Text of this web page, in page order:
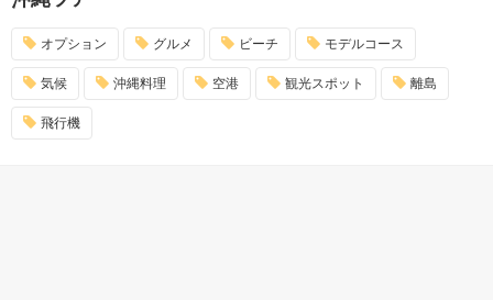
オプション グルメ ビーチ モデルコース
気候 沖縄料理 空港 観光スポット 離島
飛行機